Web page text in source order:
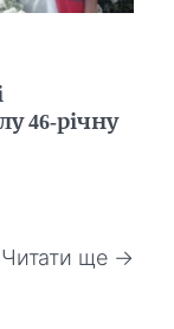
46-річну
Читати ще →